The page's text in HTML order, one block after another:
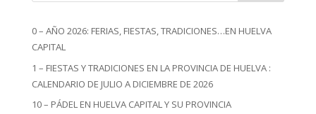
0 – AÑO 2026: FERIAS, FIESTAS, TRADICIONES…EN HUELVA
CAPITAL
1 – FIESTAS Y TRADICIONES EN LA PROVINCIA DE HUELVA :
CALENDARIO DE JULIO A DICIEMBRE DE 2026
10 – PÁDEL EN HUELVA CAPITAL Y SU PROVINCIA